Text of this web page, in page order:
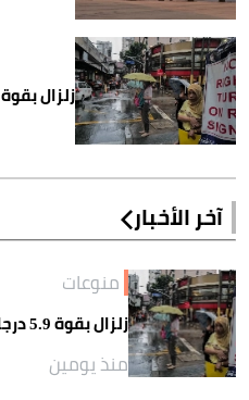
زلزال بقوة 5.9 درجات قبالة سواحل الفلبين
آخر الأخبار
منوعات
زلزال بقوة 5.9 درجات قبالة سواحل الفلبين
منذ يومين